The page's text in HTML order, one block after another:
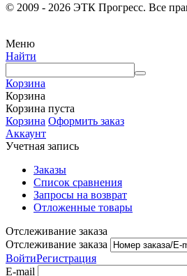
© 2009 - 2026 ЭТК Прогресс. Все
Меню
Найти
Корзина
Корзина
Корзина пуста
Корзина Оформить заказ
Аккаунт
Учетная запись
Заказы
Список сравнения
Запросы на возврат
Отложенные товары
Отслеживание заказа
Отслеживание заказа
ВойтиРегистрация
E-mail